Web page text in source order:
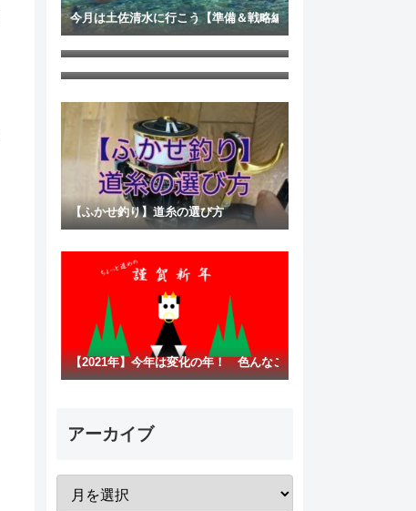
今月は土佐清水に行こう【準備＆戦略編】
高知 氷販売所
ふかせ釣りを本格的に始めて１年がたった今、思うこと ～トレ
【ふかせ釣り】道糸の選び方
【2021年】今年は変化の年！ 色んなことに挑戦！？
アーカイブ